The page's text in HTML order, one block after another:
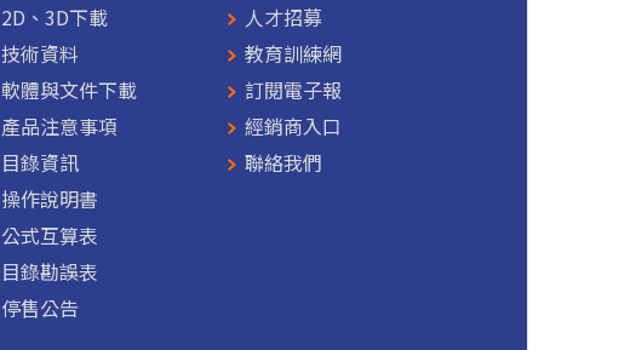
2D、3D下載
技術資料
軟體與文件下載
產品注意事項
目錄資訊
操作說明書
公式互算表
目錄勘誤表
停售公告
人才招募
教育訓練網
訂閱電子報
經銷商入口
聯絡我們